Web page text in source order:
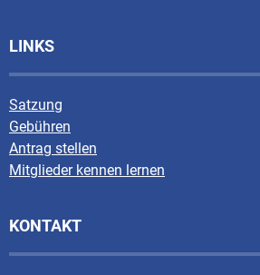
LINKS
Satzung
Gebühren
Antrag stellen
Mitglieder kennen lernen
KONTAKT